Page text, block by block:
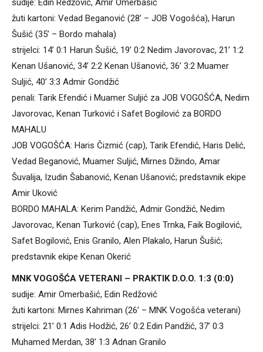
sudije: Edin Redžović, Amir Omerbašić
žuti kartoni: Vedad Beganović (28’ – JOB Vogošća), Harun
Šušić (35’ – Bordo mahala)
strijelci: 14’ 0:1 Harun Šušić, 19’ 0:2 Nedim Javorovac, 21’ 1:2
Kenan Ušanović, 34’ 2:2 Kenan Ušanović, 36’ 3:2 Muamer
Suljić, 40’ 3:3 Admir Gondžić
penali: Tarik Efendić i Muamer Suljić za JOB VOGOŠĆA, Nedim
Javorovac, Kenan Turković i Safet Bogilović za BORDO
MAHALU
JOB VOGOŠĆA: Haris Čizmić (cap), Tarik Efendić, Haris Delić,
Vedad Beganović, Muamer Suljić, Mirnes Džindo, Amar
Šuvalija, Izudin Šabanović, Kenan Ušanović; predstavnik ekipe
Amir Uković
BORDO MAHALA: Kerim Pandžić, Admir Gondžić, Nedim
Javorovac, Kenan Turković (cap), Enes Trnka, Faik Bogilović,
Safet Bogilović, Enis Granilo, Alen Plakalo, Harun Šušić;
predstavnik ekipe Kenan Okerić
MNK VOGOŠĆA VETERANI – PRAKTIK D.O.O. 1:3 (0:0)
sudije: Amir Omerbašić, Edin Redžović
žuti kartoni: Mirnes Kahriman (26’ – MNK Vogošća veterani)
strijelci: 21’ 0:1 Adis Hodžić, 26’ 0:2 Edin Pandžić, 37’ 0:3
Muhamed Merdan, 38’ 1:3 Adnan Granilo